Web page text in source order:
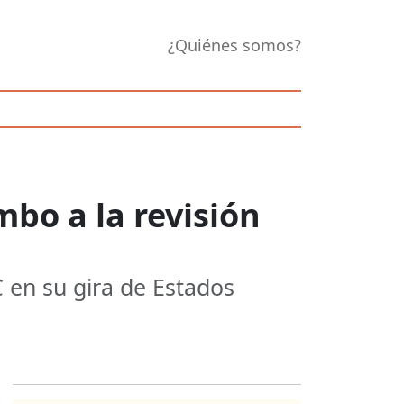
¿Quiénes somos?
a la revisión
en su gira de Estados